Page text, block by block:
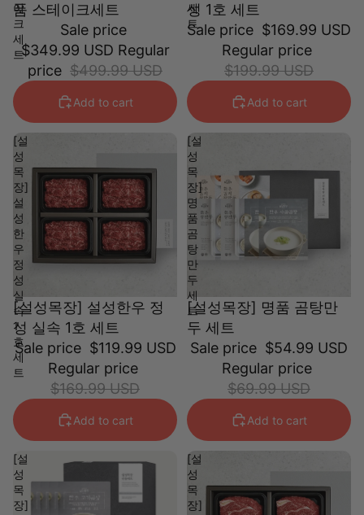
이
크
세
트
품 스테이크세트
Sale price
$349.99 USD Regular
price $499.99 USD
Add to cart
세
트
성 1호 세트
Sale price $169.99 USD
Regular price
$199.99 USD
Add to cart
[설
성
목
장]
설
성
한
우
정
성
실
속
1
호
세
트
[설성목장] 설성한우 정
성 실속 1호 세트
Sale price $119.99 USD
Regular price
$169.99 USD
Add to cart
[설
성
목
장]
명
품
곰
탕
만
두
세
트
[설성목장] 명품 곰탕만
두 세트
Sale price $54.99 USD
Regular price
$69.99 USD
Add to cart
[설
성
목
장]
[설
성
목
장]